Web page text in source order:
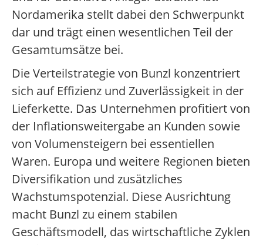
Nordamerika stellt dabei den Schwerpunkt
dar und trägt einen wesentlichen Teil der
Gesamtumsätze bei.
Die Verteilstrategie von Bunzl konzentriert
sich auf Effizienz und Zuverlässigkeit in der
Lieferkette. Das Unternehmen profitiert von
der Inflationsweitergabe an Kunden sowie
von Volumensteigern bei essentiellen
Waren. Europa und weitere Regionen bieten
Diversifikation und zusätzliches
Wachstumspotenzial. Diese Ausrichtung
macht Bunzl zu einem stabilen
Geschäftsmodell, das wirtschaftliche Zyklen